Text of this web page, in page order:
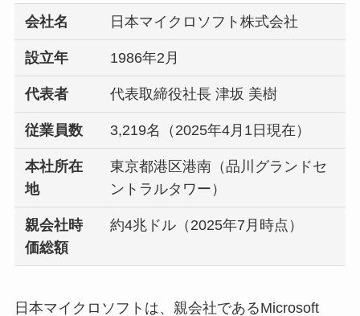
会社名 日本マイクロソフト株式会社
設立年 1986年2月
代表者 代表取締役社長 津坂 美樹
従業員数 3,219名（2025年4月1日現在）
本社所在
地
東京都港区港南（品川グランドセ
ントラルタワー）
親会社時
価総額
約4兆ドル（2025年7月時点）
日本マイクロソフトは、親会社であるMicrosoft